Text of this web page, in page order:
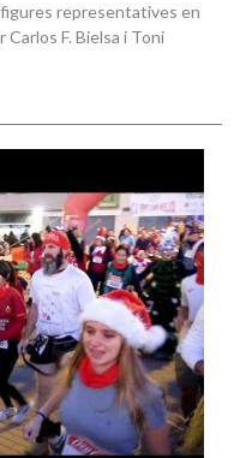
representatives en
F. Bielsa i Toni